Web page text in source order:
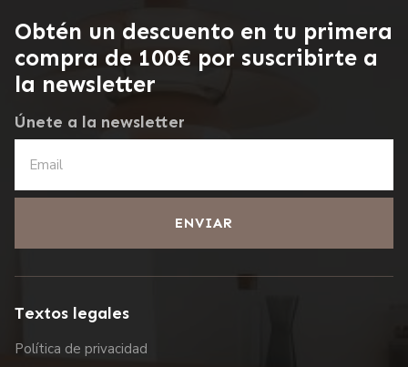
Obtén un descuento en tu primera
compra de 100€ por suscribirte a
la newsletter
Únete a la newsletter
ENVIAR
Textos legales
Política de privacidad